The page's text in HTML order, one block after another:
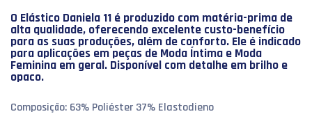
O Elástico Daniela 11 é produzido com matéria-prima de
alta qualidade, oferecendo excelente custo-benefício
para as suas produções, além de conforto. Ele é indicado
para aplicações em peças de Moda Íntima e Moda
Feminina em geral. Disponível com detalhe em brilho e
opaco.
Composição: 63% Poliéster 37% Elastodieno